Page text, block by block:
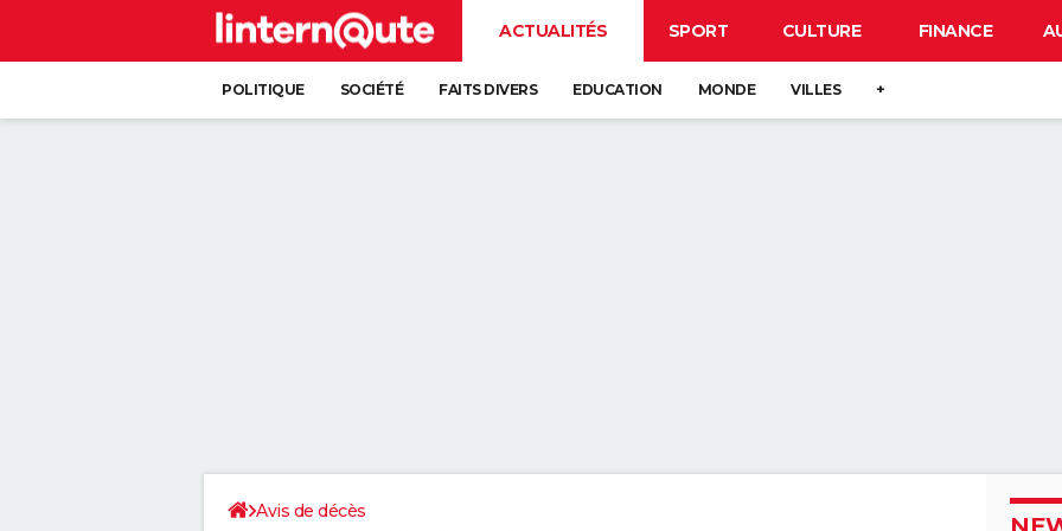
ACTUALITÉS SPORT CULTURE FINANCE
POLITIQUE SOCIÉTÉ FAITS DIVERS EDUCATION MONDE VILLES +
Avis de décès